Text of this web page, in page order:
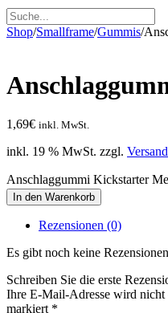
Shop/Smallframe/Gummis/
1,69€ inkl. MwSt.
inkl. 19 % MwSt. zzgl.
Anschlaggummi Kickstarter
In den Warenkorb
Rezensionen (0)
Es gibt noch keine
Schreiben Sie die erste
Ihre E-Mail-Adresse wird
markiert *